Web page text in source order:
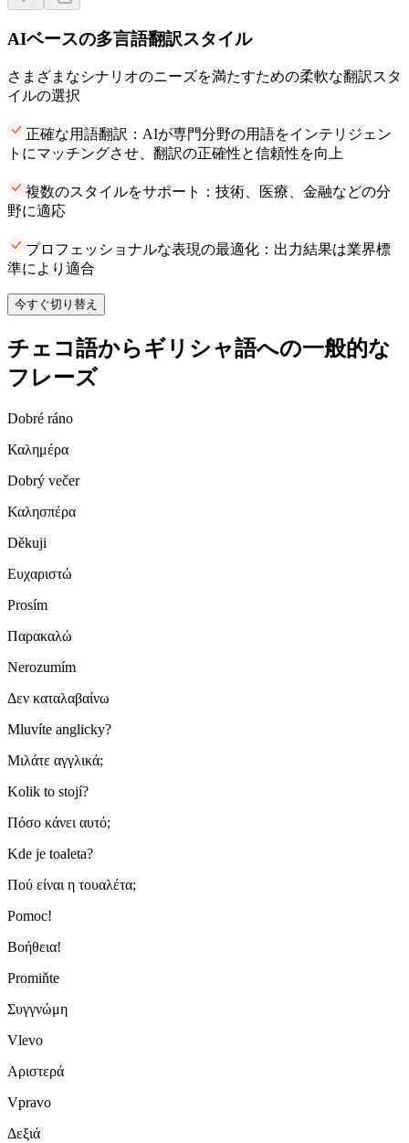
AIベースの多言語翻訳スタイル
さまざまなシナリオのニーズを満たすための柔軟な翻訳スタ
イルの選択
正確な用語翻訳：AIが専門分野の用語をインテリジェン
トにマッチングさせ、翻訳の正確性と信頼性を向上
複数のスタイルをサポート：技術、医療、金融などの分
野に適応
プロフェッショナルな表現の最適化：出力結果は業界標
準により適合
今すぐ切り替え
チェコ語からギリシャ語への一般的な
フレーズ
Dobré ráno
Καλημέρα
Dobrý večer
Καλησπέρα
Děkuji
Ευχαριστώ
Prosím
Παρακαλώ
Nerozumím
Δεν καταλαβαίνω
Mluvíte anglicky?
Μιλάτε αγγλικά;
Kolik to stojí?
Πόσο κάνει αυτό;
Kde je toaleta?
Πού είναι η τουαλέτα;
Pomoc!
Βοήθεια!
Promiňte
Συγγνώμη
Vlevo
Αριστερά
Vpravo
Δεξιά